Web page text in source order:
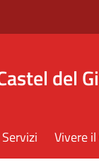
del
Servizi Vivere